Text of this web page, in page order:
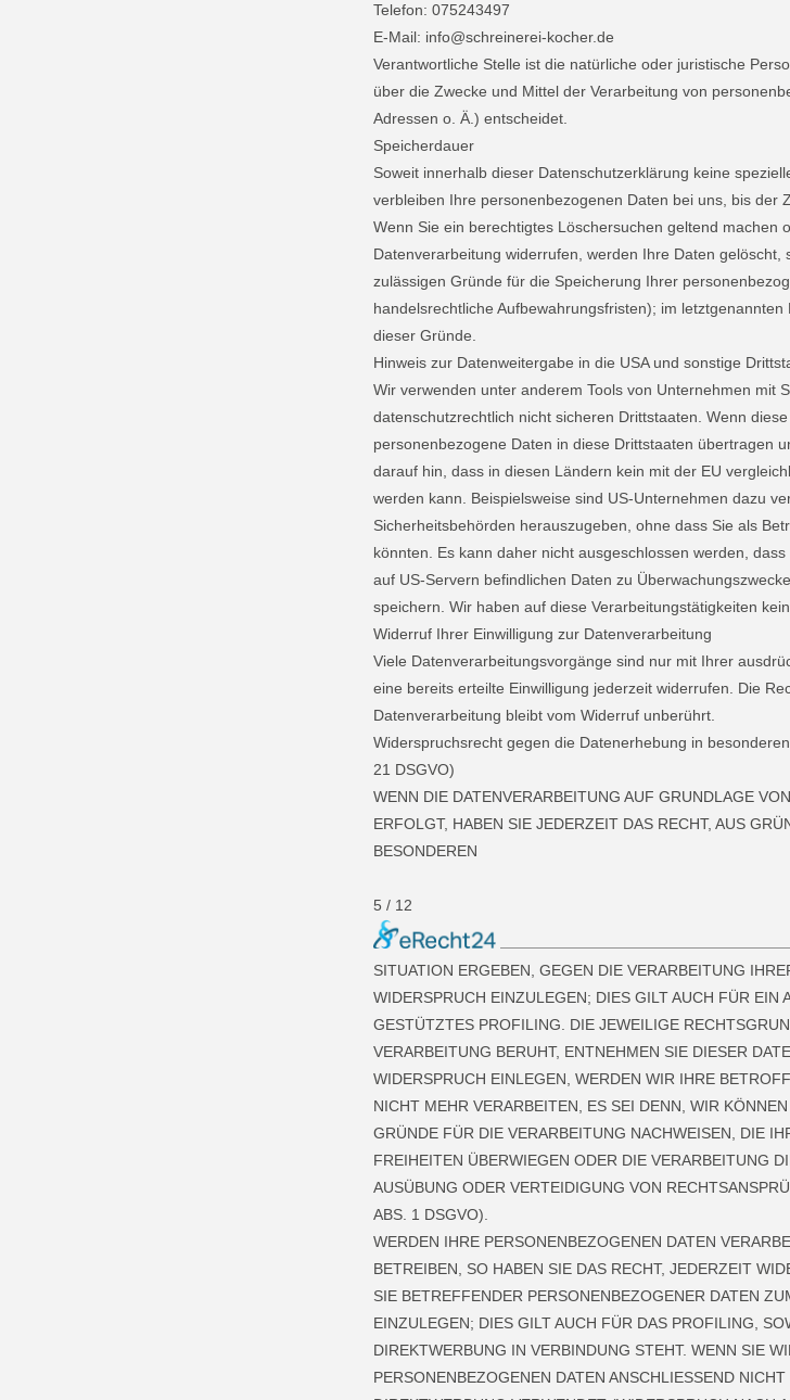
Telefon: 075243497
E-Mail: info@schreinerei-kocher.de
Verantwortliche Stelle ist die natürliche oder juristische
über die Zwecke und Mittel der Verarbeitung von
Adressen o. Ä.) entscheidet.
Speicherdauer
Soweit innerhalb dieser Datenschutzerklärung keine
verbleiben Ihre personenbezogenen Daten bei uns, bis der
Wenn Sie ein berechtigtes Löschersuchen geltend machen
Datenverarbeitung widerrufen, werden Ihre Daten gelöscht,
zulässigen Gründe für die Speicherung Ihrer
handelsrechtliche Aufbewahrungsfristen); im
dieser Gründe.
Hinweis zur Datenweitergabe in die USA und sonstige
Wir verwenden unter anderem Tools von Unternehmen mit
datenschutzrechtlich nicht sicheren Drittstaaten. Wenn
personenbezogene Daten in diese Drittstaaten übertragen
darauf hin, dass in diesen Ländern kein mit der EU
werden kann. Beispielsweise sind US-Unternehmen dazu
Sicherheitsbehörden herauszugeben, ohne dass Sie als
könnten. Es kann daher nicht ausgeschlossen werden,
auf US-Servern befindlichen Daten zu
speichern. Wir haben auf diese Verarbeitungstätigkeiten
Widerruf Ihrer Einwilligung zur Datenverarbeitung
Viele Datenverarbeitungsvorgänge sind nur mit Ihrer
eine bereits erteilte Einwilligung jederzeit widerrufen. Die
Datenverarbeitung bleibt vom Widerruf unberührt.
Widerspruchsrecht gegen die Datenerhebung in
21 DSGVO)
WENN DIE DATENVERARBEITUNG AUF GRUNDLAGE
ERFOLGT, HABEN SIE JEDERZEIT DAS RECHT, AUS
BESONDEREN
5 / 12
SITUATION ERGEBEN, GEGEN DIE VERARBEITUNG
WIDERSPRUCH EINZULEGEN; DIES GILT AUCH FÜR EIN
GESTÜTZTES PROFILING. DIE JEWEILIGE
VERARBEITUNG BERUHT, ENTNEHMEN SIE DIESER
WIDERSPRUCH EINLEGEN, WERDEN WIR IHRE
NICHT MEHR VERARBEITEN, ES SEI DENN, WIR
GRÜNDE FÜR DIE VERARBEITUNG NACHWEISEN, DIE
FREIHEITEN ÜBERWIEGEN ODER DIE VERARBEITUNG
AUSÜBUNG ODER VERTEIDIGUNG VON
ABS. 1 DSGVO).
WERDEN IHRE PERSONENBEZOGENEN DATEN
BETREIBEN, SO HABEN SIE DAS RECHT, JEDERZEIT
SIE BETREFFENDER PERSONENBEZOGENER DATEN
EINZULEGEN; DIES GILT AUCH FÜR DAS PROFILING,
DIREKTWERBUNG IN VERBINDUNG STEHT. WENN SIE
PERSONENBEZOGENEN DATEN ANSCHLIESSEND